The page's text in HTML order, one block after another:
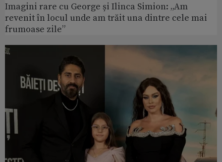
Imagini rare cu George și Ilinca Simion: „Am
revenit în locul unde am trăit una dintre cele mai
frumoase zile”